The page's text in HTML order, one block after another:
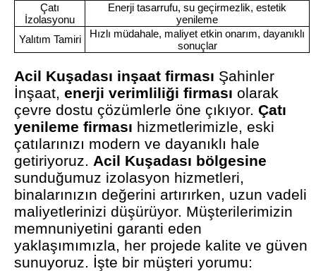
Çatı
İzolasyonu
Enerji tasarrufu, su geçirmezlik, estetik
yenileme
Yalıtım Tamiri
Hızlı müdahale, maliyet etkin onarım, dayanıklı
sonuçlar
Acil Kuşadası inşaat firması Şahinler
İnşaat,enerji verimliliği firması olarak
çevre dostu çözümlerle öne çıkıyor.Çatı
yenileme firması hizmetlerimizle, eski
çatılarınızı modern ve dayanıklı hale
getiriyoruz. Acil Kuşadası bölgesine
sunduğumuz izolasyon hizmetleri,
binalarınızın değerini artırırken, uzun vadeli
maliyetlerinizi düşürüyor. Müşterilerimizin
memnuniyetini garanti eden
yaklaşımımızla, her projede kalite ve güven
sunuyoruz. İşte bir müşteri yorumu: